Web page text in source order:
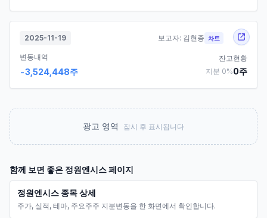
2025-11-19 보고자: 김현종 차트
변동내역
-3,524,448주
잔고현황
지분 0%0주
광고 영역 잠시 후 표시됩니다
함께 보면 좋은 정원엔시스페이지
정원엔시스 종목 상세
주가, 실적, 테마, 주요주주 지분변동을 한 화면에서 확인합니다.